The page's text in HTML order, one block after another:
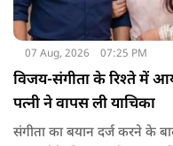
07 Aug, 2026 07:25 PM
विजय-संगीता के रिश्ते में
पत्नी ने वापस ली याचिका
संगीता का बयान दर्ज करने के